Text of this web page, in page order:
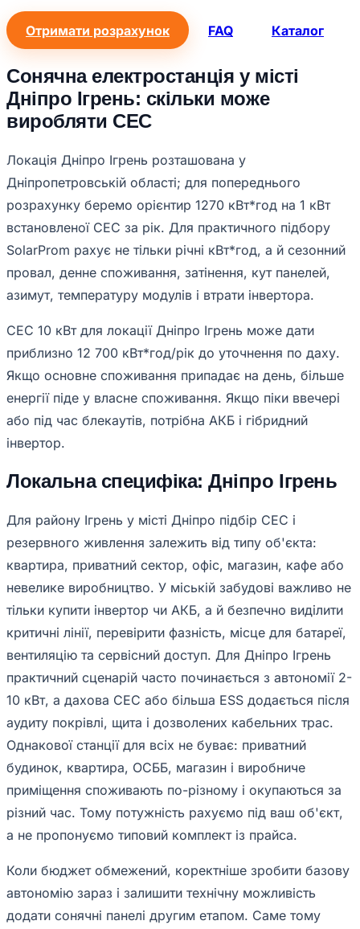
Отримати розрахунок FAQ Каталог
Сонячна електростанція у місті
Дніпро Ігрень: скільки може
виробляти СЕС
Локація Дніпро Ігрень розташована у
Дніпропетровській області; для попереднього
розрахунку беремо орієнтир 1270 кВт*год на 1 кВт
встановленої СЕС за рік. Для практичного підбору
SolarProm рахує не тільки річні кВт*год, а й сезонний
провал, денне споживання, затінення, кут панелей,
азимут, температуру модулів і втрати інвертора.
СЕС 10 кВт для локації Дніпро Ігрень може дати
приблизно 12 700 кВт*год/рік до уточнення по даху.
Якщо основне споживання припадає на день, більше
енергії піде у власне споживання. Якщо піки ввечері
або під час блекаутів, потрібна АКБ і гібридний
інвертор.
Локальна специфіка: Дніпро Ігрень
Для району Ігрень у місті Дніпро підбір СЕС і
резервного живлення залежить від типу об'єкта:
квартира, приватний сектор, офіс, магазин, кафе або
невелике виробництво. У міській забудові важливо не
тільки купити інвертор чи АКБ, а й безпечно виділити
критичні лінії, перевірити фазність, місце для батареї,
вентиляцію та сервісний доступ. Для Дніпро Ігрень
практичний сценарій часто починається з автономії 2-
10 кВт, а дахова СЕС або більша ESS додається після
аудиту покрівлі, щита і дозволених кабельних трас.
Однакової станції для всіх не буває: приватний
будинок, квартира, ОСББ, магазин і виробниче
приміщення споживають по-різному і окупаються за
різний час. Тому потужність рахуємо під ваш об'єкт,
а не пропонуємо типовий комплект із прайса.
Коли бюджет обмежений, коректніше зробити базову
автономію зараз і залишити технічну можливість
додати сонячні панелі другим етапом. Саме тому